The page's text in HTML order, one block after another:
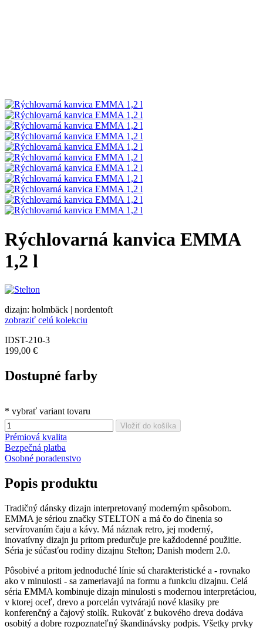
Rýchlovarná kanvica EMMA
1,2 l
dizajn: holmbäck | nordentoft
zobraziť celú kolekciu
IDST-210-3
199,00 €
Dostupné farby
* vybrať variant tovaru
Vložiť do košíka
Prémiová kvalita
Bezpečná platba
Osobné poradenstvo
Popis produktu
Tradičný dánsky dizajn interpretovaný moderným spôsobom.
EMMA je sériou značky STELTON a má čo do činenia so
servírovaním čaju a kávy. Má náznak retro, jej moderný,
inovatívny dizajn ju pritom predurčuje pre každodenné použitie.
Séria je súčasťou rodiny dizajnu Stelton; Danish modern 2.0.
Pôsobivé a pritom jednoduché línie sú charakteristické a - rovnako
ako v minulosti - sa zameriavajú na formu a funkciu dizajnu. Celá
séria EMMA kombinuje dizajn minulosti s modernou interpretáciou,
v ktorej oceľ, drevo a porcelán vytvárajú nové klasiky pre
konferenčný a čajový stolík. Rukoväť z bukového dreva dodáva
osobitý a dobre rozpoznateľný škandinávsky podpis. Všetky prvky